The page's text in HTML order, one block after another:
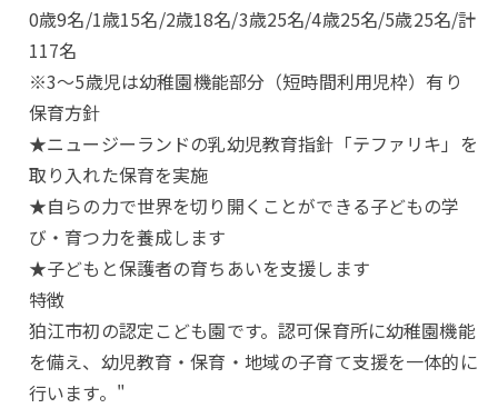
0歳9名/1歳15名/2歳18名/3歳25名/4歳25名/5歳25名/計
117名
※3～5歳児は幼稚園機能部分（短時間利用児枠）有り
保育方針
★ニュージーランドの乳幼児教育指針「テファリキ」を
取り入れた保育を実施
★自らの力で世界を切り開くことができる子どもの学
び・育つ力を養成します
★子どもと保護者の育ちあいを支援します
特徴
狛江市初の認定こども園です。認可保育所に幼稚園機能
を備え、幼児教育・保育・地域の子育て支援を一体的に
行います。"